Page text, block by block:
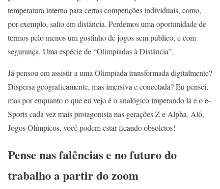
temperatura interna para certas competições individuais, como,
por exemplo, salto em distância. Perdemos uma oportunidade de
termos pelo menos um gostinho de jogos sem público, e com
segurança. Uma espécie de “Olimpíadas à Distância”.
Já pensou em assistir a uma Olimpíada transformada digitalmente?
Dispersa geograficamente, mas imersiva e conectada? Eu pensei,
mas por enquanto o que eu vejo é o analógico imperando lá e o e-
Sports cada vez mais protagonista nas gerações Z e Alpha. Alô,
Jogos Olímpicos, você podem estar ficando obsoletos!
Pense nas falências e no futuro do
trabalho a partir do zoom